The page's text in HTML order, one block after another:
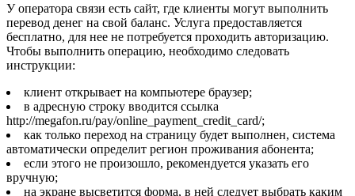
У оператора связи есть сайт, где клиенты могут выполнить
перевод денег на свой баланс. Услуга предоставляется
бесплатно, для нее не потребуется проходить авторизацию.
Чтобы выполнить операцию, необходимо следовать
инструкции:
клиент открывает на компьютере браузер;
в адресную строку вводится ссылка
http://megafon.ru/pay/online_payment_credit_card/;
как только переход на страницу будет выполнен, система
автоматически определит регион проживания абонента;
если этого не произошло, рекомендуется указать его
вручную;
на экране высветится форма, в ней следует выбрать каким